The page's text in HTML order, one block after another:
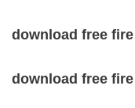
download free
download free